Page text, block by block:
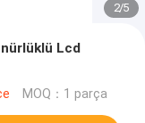
2/5
Lcd
MOQ：1 parça